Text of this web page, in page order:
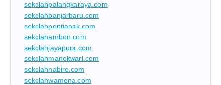
sekolahpalangkaraya.com
sekolahbanjarbaru.com
sekolahpontianak.com
sekolahambon.com
sekolahjayapura.com
sekolahmanokwari.com
sekolahnabire.com
sekolahwamena.com